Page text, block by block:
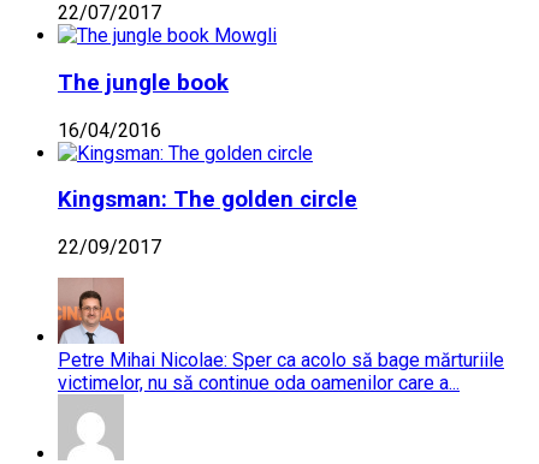
22/07/2017
The jungle book
16/04/2016
Kingsman: The golden circle
22/09/2017
Petre Mihai Nicolae: Sper ca acolo să bage mărturiile
victimelor, nu să continue oda oamenilor care a...